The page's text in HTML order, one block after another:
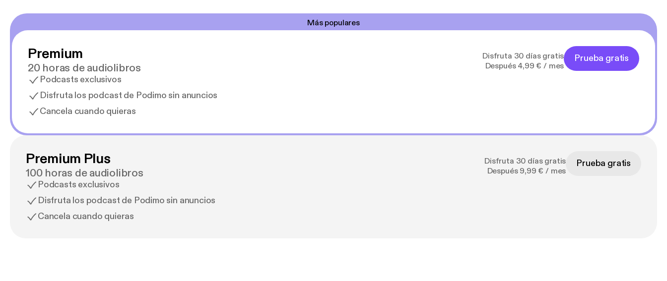
Más populares
Premium
20 horas de audiolibros
Podcasts exclusivos
Disfruta los podcast de Podimo sin anuncios
Cancela cuando quieras
Disfruta 30 días gratis
Después 4,99 € / mes
Prueba gratis
Premium Plus
100 horas de audiolibros
Podcasts exclusivos
Disfruta los podcast de Podimo sin anuncios
Cancela cuando quieras
Disfruta 30 días gratis
Después 9,99 € / mes
Prueba gratis